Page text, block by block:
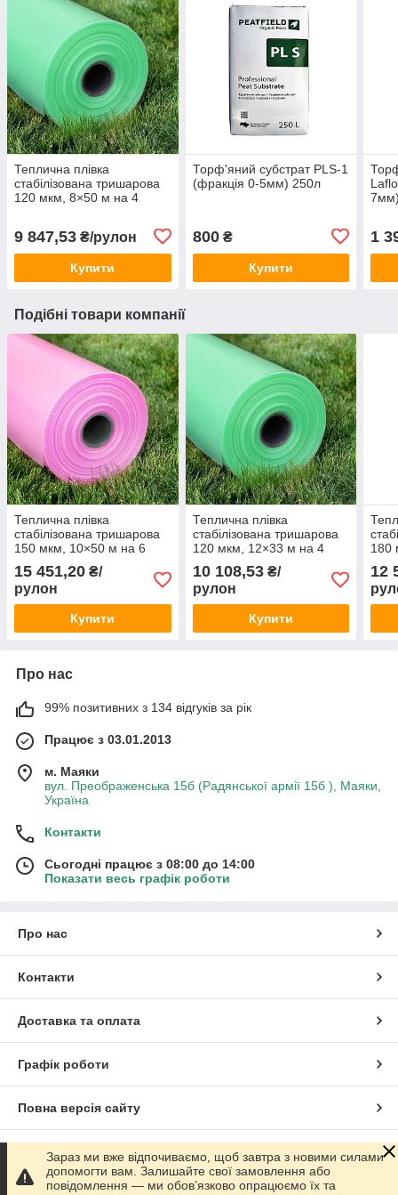
Теплична плівка
стабілізована тришарова
120 мкм, 8×50 м на 4
9 847,53 ₴/рулон
Купити
Торф'яний субстрат PLS-1
(фракція 0-5мм) 250л
800₴
Купити
1
Подібні товари компанії
Теплична плівка
стабілізована тришарова
150 мкм, 10×50 м на 6
сезонів
15 451,20 ₴/
рулон
Купити
Теплична плівка
стабілізована тришарова
120 мкм, 12×33 м на 4
сезони
10 108,53₴/
рулон
Купити
180
12
Про нас
99% позитивних з 134 відгуків за рік
Працює з 03.01.2013
м. Маяки
вул. Преображенська 15б (Радянської армії 15б ), Маяки,
Україна
Контакти
Сьогодні працює з 08:00 до 14:00
Показати весь графік роботи
Про нас
Контакти
Доставка та оплата
Графік роботи
Повна версія сайту
Сайт створено на маркетплейсіProm.ua
Зараз ми вже відпочиваємо, щоб завтра з новими силами
допомогти вам. Залишайте свої замовлення або
повідомлення — ми обов’язково опрацюємо їх та